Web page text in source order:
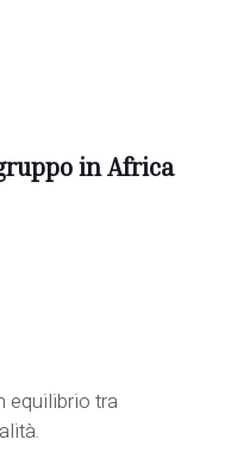
in Africa
equilibrio tra